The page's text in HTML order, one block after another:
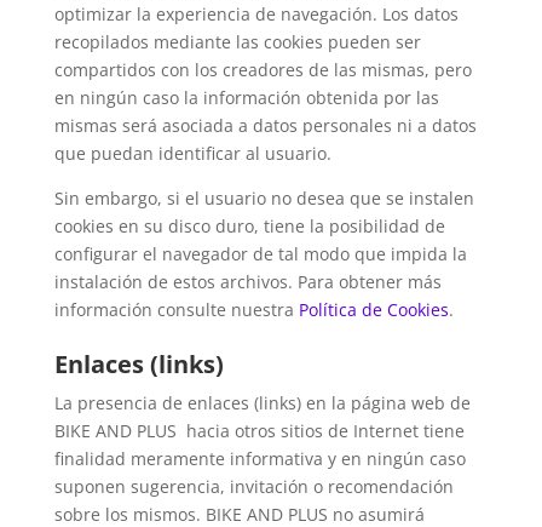
optimizar la experiencia de navegación. Los datos
recopilados mediante las cookies pueden ser
compartidos con los creadores de las mismas, pero
en ningún caso la información obtenida por las
mismas será asociada a datos personales ni a datos
que puedan identificar al usuario.
Sin embargo, si el usuario no desea que se instalen
cookies en su disco duro, tiene la posibilidad de
configurar el navegador de tal modo que impida la
instalación de estos archivos. Para obtener más
información consulte nuestra Política de Cookies.
Enlaces (links)
La presencia de enlaces (links) en la página web de
BIKE AND PLUS hacia otros sitios de Internet tiene
finalidad meramente informativa y en ningún caso
suponen sugerencia, invitación o recomendación
sobre los mismos. BIKE AND PLUS no asumirá